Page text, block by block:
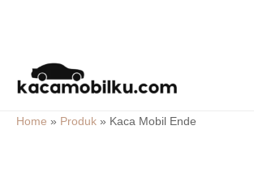
content
Home » Produk » Kaca Mobil Ende